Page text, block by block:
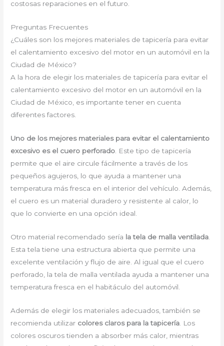
costosas reparaciones en el futuro.
Preguntas Frecuentes
¿Cuáles son los mejores materiales de tapicería para evitar
el calentamiento excesivo del motor en un automóvil en la
Ciudad de México?
A la hora de elegir los materiales de tapicería para evitar el
calentamiento excesivo del motor en un automóvil en la
Ciudad de México, es importante tener en cuenta
diferentes factores.
Uno de los mejores materiales para evitar el calentamiento
excesivo es el cuero perforado . Este tipo de tapicería
permite que el aire circule fácilmente a través de los
pequeños agujeros, lo que ayuda a mantener una
temperatura más fresca en el interior del vehículo. Además,
el cuero es un material duradero y resistente al calor, lo
que lo convierte en una opción ideal.
Otro material recomendado sería la tela de malla ventilada
Esta tela tiene una estructura abierta que permite una
excelente ventilación y flujo de aire. Al igual que el cuero
perforado, la tela de malla ventilada ayuda a mantener una
temperatura fresca en el habitáculo del automóvil.
Además de elegir los materiales adecuados, también se
recomienda utilizar colores claros para la tapicería . Los
colores oscuros tienden a absorber más calor, mientras